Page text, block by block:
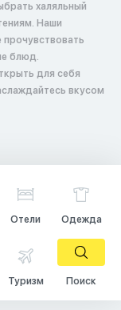
халяльный
Наши
блюд.
для себя
вкусом
Отели Одежда
Туризм Поиск